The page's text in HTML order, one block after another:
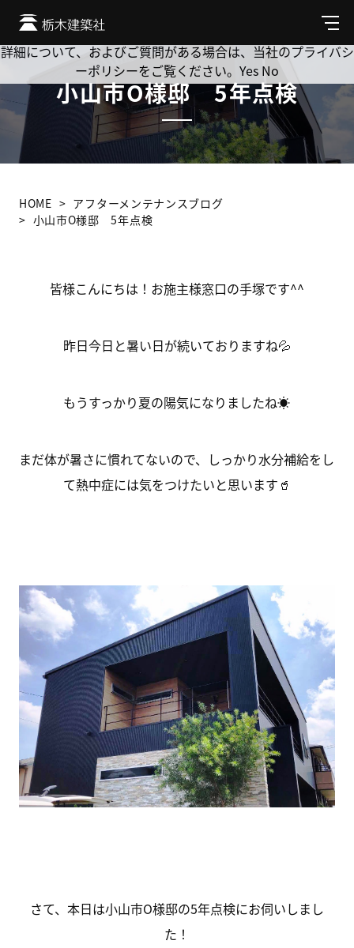
メ
ニ
ュ
小山市O様邸 5年点検
HOME
アフターメンテナンスブログ
小山市O様邸 5年点検
皆様こんにちは！お施主様窓口の手塚です^^
昨日今日と暑い日が続いておりますね💦
もうすっかり夏の陽気になりましたね☀
まだ体が暑さに慣れてないので、しっかり水分補給をし
て熱中症には気をつけたいと思います🥤
さて、本日は小山市O様邸の5年点検にお伺いしまし
た！
Cookie を使用して、お客様の活動を追跡してもよろしいです
か? 当社ではお客様のプライバシーを極めて重視しています。
詳細について、およびご質問がある場合は、当社のプライバシ
ーポリシーをご覧ください。 Yes No